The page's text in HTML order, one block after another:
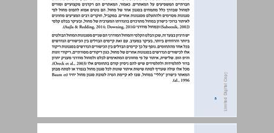
1.4. האם קיים כישרון אחד לכל סוגי המחול? ... 8